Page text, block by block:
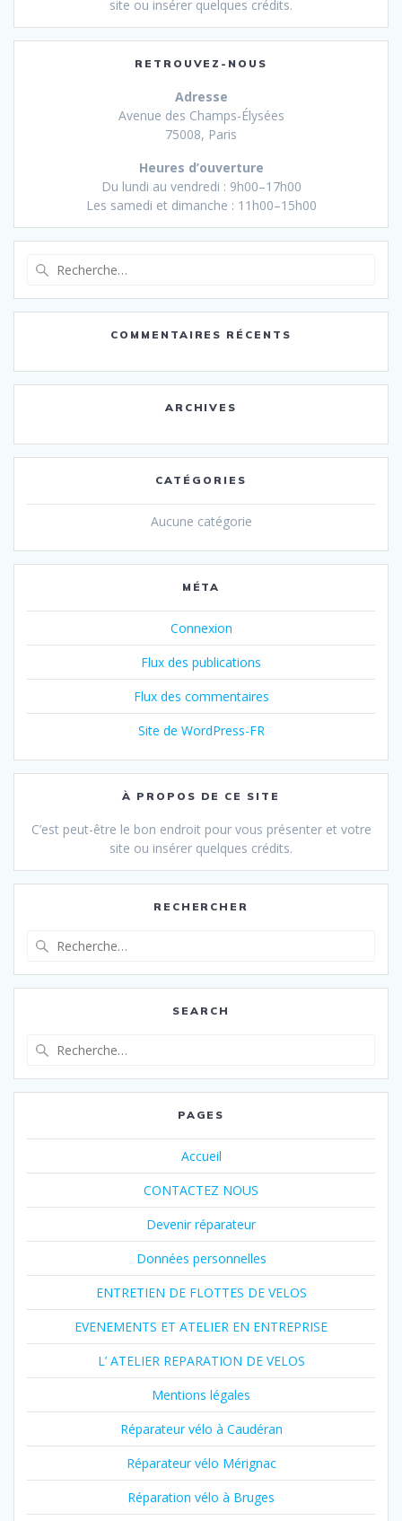
site ou insérer quelques crédits.
RETROUVEZ-NOUS
Adresse
Avenue des Champs-Élysées
75008, Paris
Heures d’ouverture
Du lundi au vendredi : 9h00–17h00
Les samedi et dimanche : 11h00–15h00
:
COMMENTAIRES RÉCENTS
ARCHIVES
CATÉGORIES
Aucune catégorie
MÉTA
Connexion
Flux des publications
Flux des commentaires
Site de WordPress-FR
À PROPOS DE CE SITE
C’est peut-être le bon endroit pour vous présenter et votre
site ou insérer quelques crédits.
RECHERCHER
:
SEARCH
:
PAGES
Accueil
CONTACTEZ NOUS
Devenir réparateur
Données personnelles
ENTRETIEN DE FLOTTES DE VELOS
EVENEMENTS ET ATELIER EN ENTREPRISE
L’ ATELIER REPARATION DE VELOS
Mentions légales
Réparateur vélo à Caudéran
Réparateur vélo Mérignac
Réparation vélo à Bruges